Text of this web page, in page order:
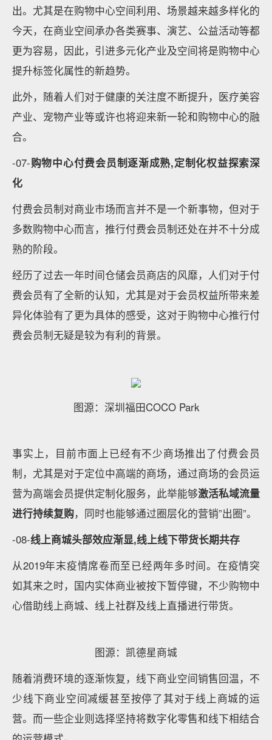
出。尤其是在购物中心空间利用、场景越来越多样化的
今天，在商业空间承办各类赛事、演艺、公益活动等都
更为容易，因此，引进多元化产业及空间将是购物中心
提升标签化属性的新趋势。
此外，随着人们对于健康的关注度不断提升，医疗美容
产业、宠物产业等或许也将迎来新一轮和购物中心的融
合。
-07-购物中心付费会员制逐渐成熟,定制化权益探索深
化
付费会员制对商业市场而言并不是一个新事物，但对于
多数购物中心而言，推行付费会员制还处在并不十分成
熟的阶段。
经历了过去一年时间仓储会员商店的风靡，人们对于付
费会员有了全新的认知，尤其是对于会员权益所带来差
异化体验有了更为具体的感受，这对于购物中心推行付
费会员制无疑是较为有利的背景。
图源：深圳福田COCO Park
事实上，目前市面上已经有不少商场推出了付费会员
制，尤其是对于定位中高端的商场，通过商场的会员运
营为高端会员提供定制化服务，此举能够激活私域流量
进行持续复购，同时也能够通过圈层化的营销”出圈”。
-08-线上商城头部效应渐显,线上线下带货长期共存
从2019年末疫情席卷而至已经两年多时间。在疫情突
如其来之时，国内实体商业被按下暂停键，不少购物中
心借助线上商城、线上社群及线上直播进行带货。
图源：凯德星商城
随着消费环境的逐渐恢复，线下商业空间销售回温，不
少线下商业空间减缓甚至按停了其对于线上商城的运
营。而一些企业则选择坚持将数字化零售和线下相结合